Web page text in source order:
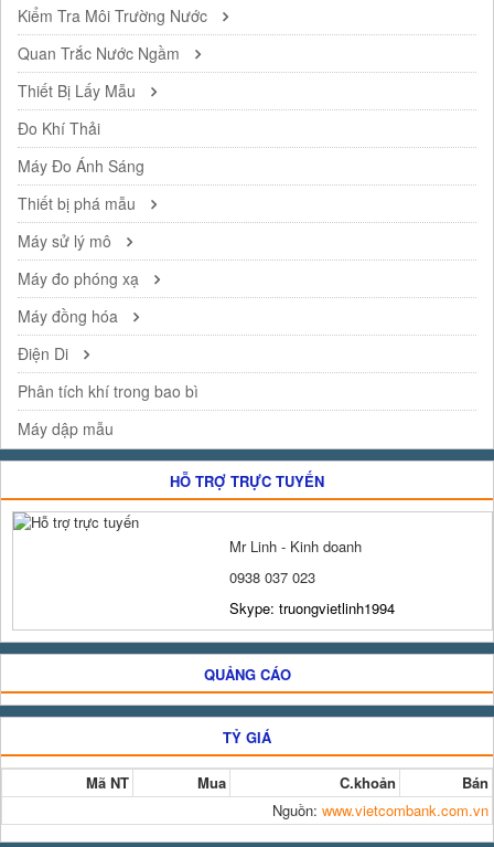
Kiểm Tra Môi Trường Nước
Quan Trắc Nước Ngầm
Thiết Bị Lấy Mẫu
Đo Khí Thải
Máy Đo Ánh Sáng
Thiết bị phá mẫu
Máy sử lý mô
Máy đo phóng xạ
Máy đồng hóa
Điện Di
Phân tích khí trong bao bì
Máy dập mẫu
HỖ TRỢ TRỰC TUYẾN
Mr Linh - Kinh doanh
0938 037 023
Skype: truongvietlinh1994
QUẢNG CÁO
TỶ GIÁ
Mã NT Mua C.khoản
Bán
Nguồn: www.vietcombank.com.vn